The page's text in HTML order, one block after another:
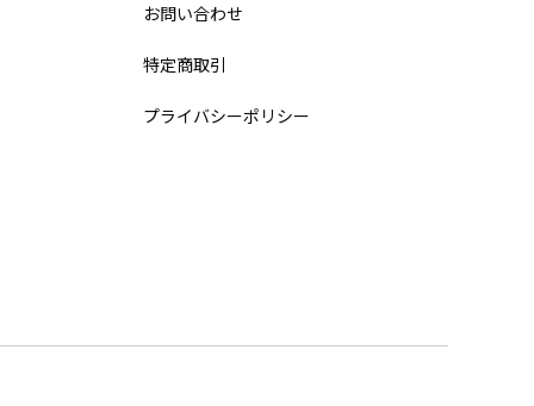
お問い合わせ
特定商取引
プライバシーポリシー